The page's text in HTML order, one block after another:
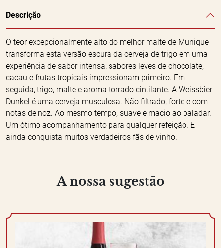
Descrição
O teor excepcionalmente alto do melhor malte de Munique
transforma esta versão escura da cerveja de trigo em uma
experiência de sabor intensa: sabores leves de chocolate,
cacau e frutas tropicais impressionam primeiro. Em
seguida, trigo, malte e aroma torrado cintilante. A Weissbier
Dunkel é uma cerveja musculosa. Não filtrado, forte e com
notas de noz. Ao mesmo tempo, suave e macio ao paladar.
Um ótimo acompanhamento para qualquer refeição. E
ainda conquista muitos verdadeiros fãs de vinho.
A nossa sugestão